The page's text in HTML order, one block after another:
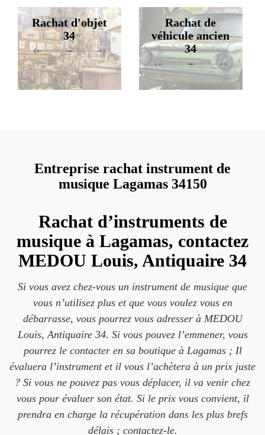
Rachat d'objet
34
Rachat de
véhicule ancien
34
Entreprise rachat instrument de
musique Lagamas 34150
Rachat d’instruments de
musique à Lagamas, contactez
MEDOU Louis, Antiquaire 34
Si vous avez chez-vous un instrument de musique que
vous n’utilisez plus et que vous voulez vous en
débarrasse, vous pourrez vous adresser à MEDOU
Louis, Antiquaire 34. Si vous pouvez l’emmener, vous
pourrez le contacter en sa boutique à Lagamas ; Il
évaluera l’instrument et il vous l’achètera à un prix juste
? Si vous ne pouvez pas vous déplacer, il va venir chez
vous pour évaluer son état. Si le prix vous convient, il
prendra en charge la récupération dans les plus brefs
délais ; contactez-le.